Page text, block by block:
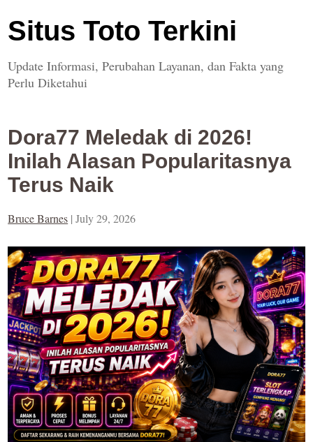
Situs Toto Terkini
Update Informasi, Perubahan Layanan, dan Fakta yang
Perlu Diketahui
Dora77 Meledak di 2026!
Inilah Alasan Popularitasnya
Terus Naik
Bruce Barnes |July 29, 2026